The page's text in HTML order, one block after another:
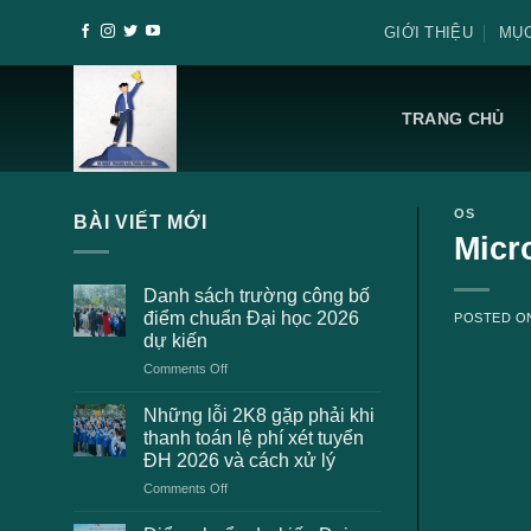
GIỚI THIỆU
TRANG CHỦ
BÀI VIẾT MỚI
Danh sách trường công bố
điểm chuẩn Đại học 2026
dự kiến
Comments Offon
sách
trường
công
bố
điểm
Đại
Những lỗi 2K8 gặp phải khi
thanh toán lệ phí xét tuyển
ĐH 2026 và cách xử lý
Comments Offon
lỗi
OS
POSTED